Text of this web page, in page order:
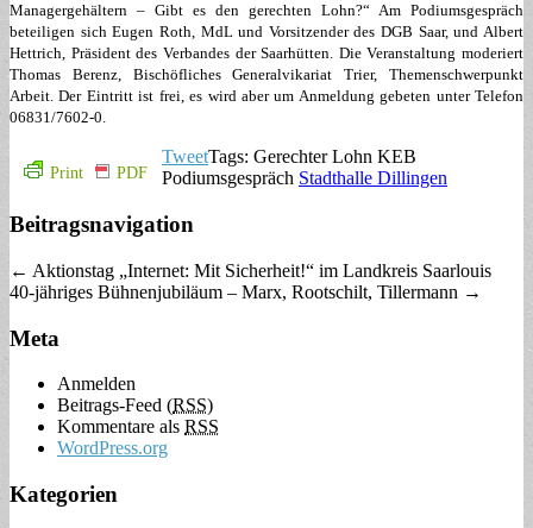
Managergehältern – Gibt es den gerechten Lohn?“ Am Podiumsgespräch
beteiligen sich Eugen Roth, MdL und Vorsitzender des DGB Saar, und Albert
Hettrich, Präsident des Verbandes der Saarhütten. Die Veranstaltung moderiert
Thomas Berenz, Bischöfliches Generalvikariat Trier, Themenschwerpunkt
Arbeit. Der Eintritt ist frei, es wird aber um Anmeldung gebeten unter Telefon
06831/7602-0.
Print PDF
TweetTags: Gerechter Lohn KEB
Podiumsgespräch Stadthalle Dillingen
Beitragsnavigation
← Aktionstag „Internet: Mit Sicherheit!“ im Landkreis Saarlouis
40-jähriges Bühnenjubiläum – Marx, Rootschilt, Tillermann →
Meta
Anmelden
Beitrags-Feed (RSS)
Kommentare als RSS
WordPress.org
Kategorien